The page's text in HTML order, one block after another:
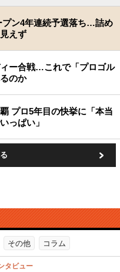
プン4年連続予選落ち…詰め
えず
ー合戦…これで「プロゴル
のか
プロ5年目の快挙に「本当
っぱい」
その他 コラム
タビュー